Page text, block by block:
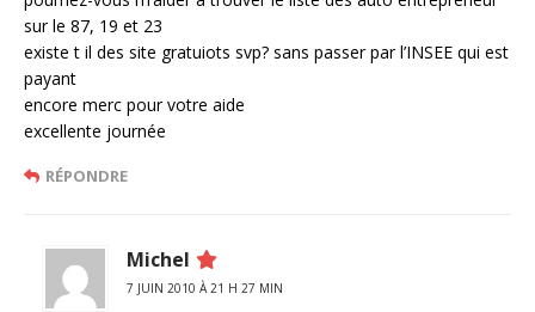
sur le 87, 19 et 23
existe t il des site gratuiots svp? sans passer par l’INSEE qui est
payant
encore merc pour votre aide
excellente journée
RÉPONDRE
Michel
7 JUIN 2010 À 21 H 27 MIN